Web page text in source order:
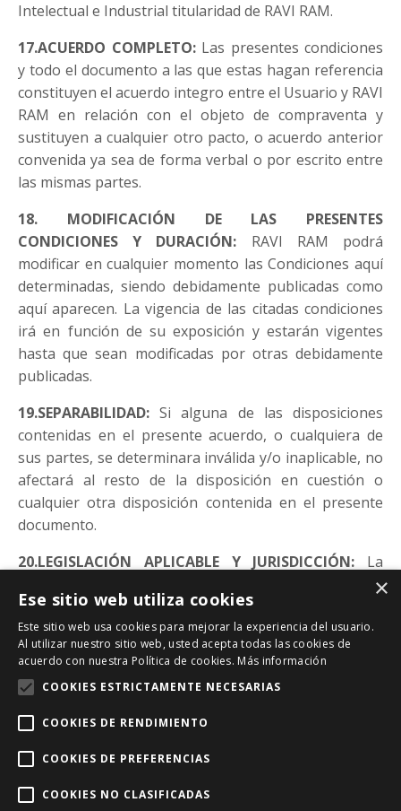
Intelectual e Industrial titularidad de RAVI RAM.
17.ACUERDO COMPLETO: Las presentes condiciones
y todo el documento a las que estas hagan referencia
constituyen el acuerdo integro entre el Usuario y RAVI
RAM en relación con el objeto de compraventa y
sustituyen a cualquier otro pacto, o acuerdo anterior
convenida ya sea de forma verbal o por escrito entre
las mismas partes.
18. MODIFICACIÓN DE LAS PRESENTES
CONDICIONES Y DURACIÓN: RAVI RAM podrá
modificar en cualquier momento las Condiciones aquí
determinadas, siendo debidamente publicadas como
aquí aparecen. La vigencia de las citadas condiciones
irá en función de su exposición y estarán vigentes
hasta que sean modificadas por otras debidamente
publicadas.
19.SEPARABILIDAD: Si alguna de las disposiciones
contenidas en el presente acuerdo, o cualquiera de
sus partes, se determinara inválida y/o inaplicable, no
afectará al resto de la disposición en cuestión o
cualquier otra disposición contenida en el presente
documento.
20.LEGISLACIÓN APLICABLE Y JURISDICCIÓN: La
relación entre RAVI RAM y el Usuario se regirá por la
normativa española vigente y cualquier controversia
se someterá a los Juzgados y Tribunales de la ciudad
de Barcelona.
© 2026 RAVI RAM
×
Ese sitio web utiliza cookies
Este sitio web usa cookies para mejorar la experiencia del usuario.
Al utilizar nuestro sitio web, usted acepta todas las cookies de
acuerdo con nuestra Política de cookies. Más información
COOKIES ESTRICTAMENTE NECESARIAS
COOKIES DE RENDIMIENTO
COOKIES DE PREFERENCIAS
COOKIES NO CLASIFICADAS